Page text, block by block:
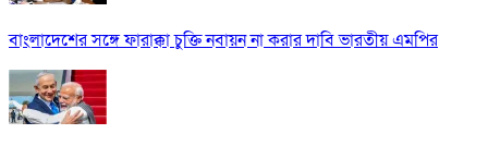
বাংলাদেশের সঙ্গে ফারাক্কা চুক্তি নবায়ন না করার দাবি ভারতীয় এমপির